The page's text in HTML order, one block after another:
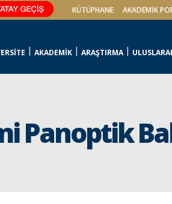
KÜTÜPHANE AKADEMİK
AKADEMİK ARAŞTIRMA
Panoptik